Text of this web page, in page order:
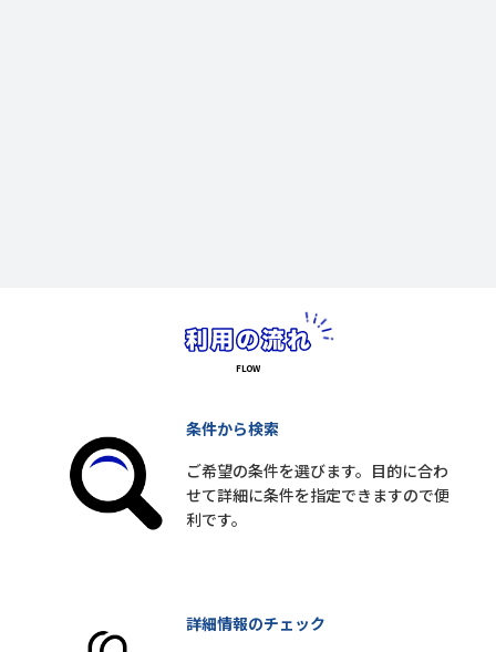
条件から検索
ご希望の条件を選びます。目的に合わ
せて詳細に条件を指定できますので便
利です。
詳細情報のチェック